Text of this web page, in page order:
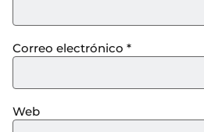
Correo electrónico *
Web